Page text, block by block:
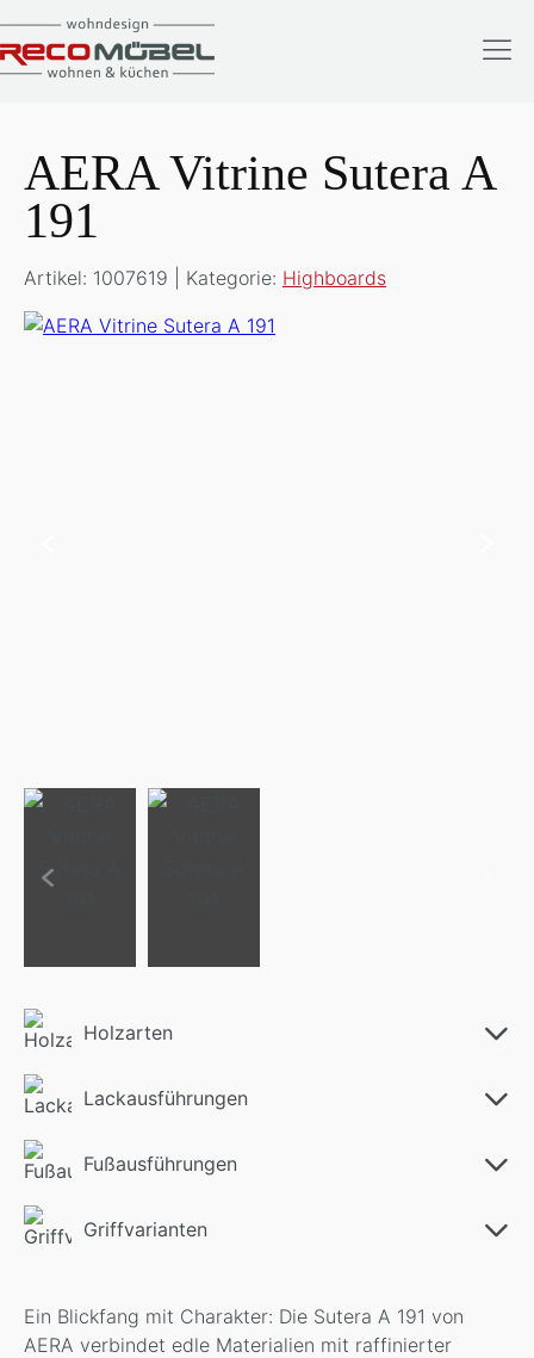
AERA Vitrine Sutera A
191
Artikel: 1007619 | Kategorie: Highboards
Holzarten
Lackausführungen
Fußausführungen
Griffvarianten
Ein Blickfang mit Charakter: Die Sutera A 191 von
AERA verbindet edle Materialien mit raffinierter